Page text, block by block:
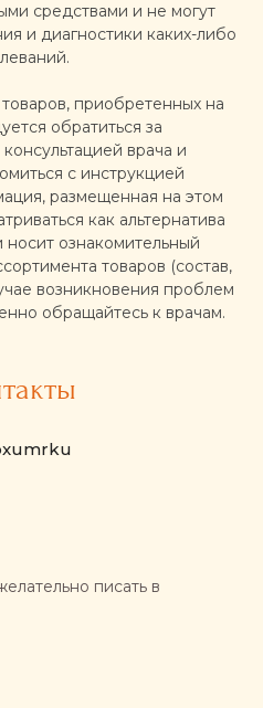
средствами и не могут
и диагностики каких-либо
приобретенных на
обратиться за
врача и
с инструкцией
размещенная на этом
как альтернатива
носит ознакомительный
товаров (состав,
возникновения проблем
обращайтесь к врачам.
писать в